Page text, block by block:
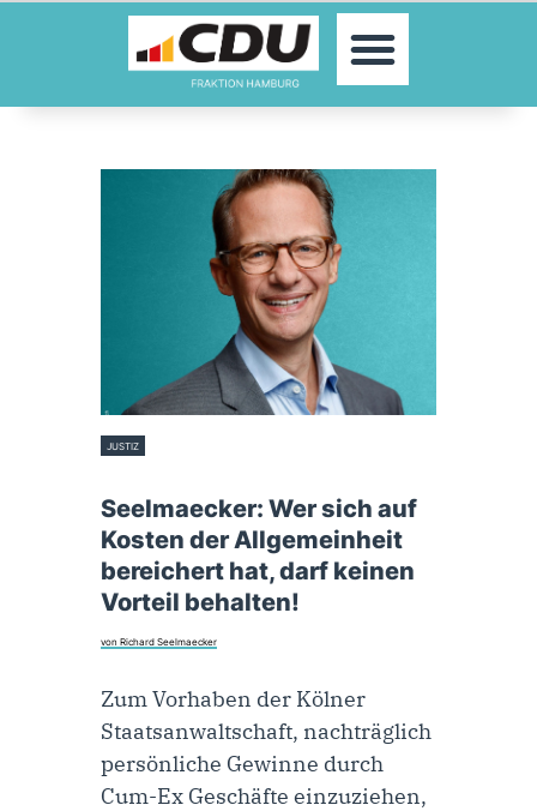
MOIN!
ABGEORDNETE
JUSTIZ
Seelmaecker: Wer sich auf
Kosten der Allgemeinheit
bereichert hat, darf keinen
Vorteil behalten!
von Richard Seelmaecker
Zum Vorhaben der Kölner
Staatsanwaltschaft, nachträglich
persönliche Gewinne durch
Cum-Ex Geschäfte einzuziehen,